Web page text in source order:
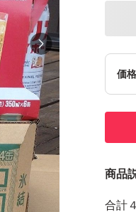
価
商品
合計